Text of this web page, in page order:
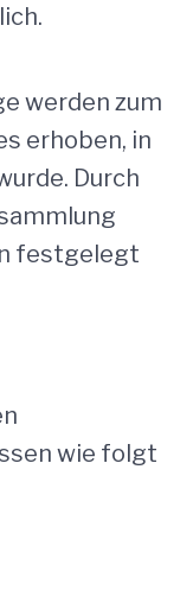
werden zum
erhoben, in
Durch
festgelegt
wie folgt